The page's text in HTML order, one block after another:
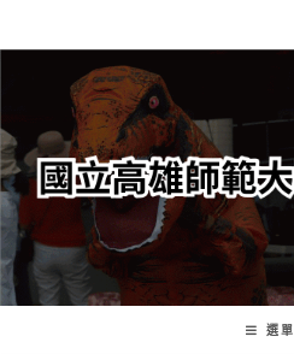
轉
要
內
容
選單